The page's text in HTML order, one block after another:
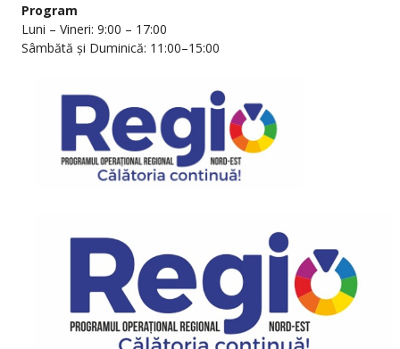
Program
Luni – Vineri: 9:00 – 17:00
Sâmbătă și Duminică: 11:00–15:00